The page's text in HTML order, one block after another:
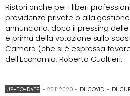
Ristori anche per i liberi
previdenza private o alla
annunciarlo, dopo il pressing
e prima della votazione sullo
Camera (che si è espressa
dell'Economia, Roberto Gualtieri.
UP-TO-DATE • 25.11.2020 • DL COVID • DL